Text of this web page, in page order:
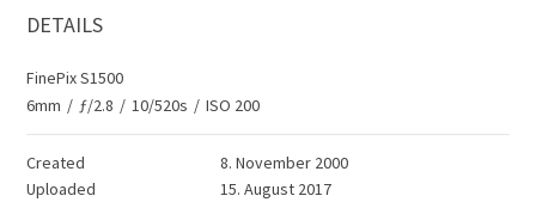
DETAILS
FinePix S1500
6mm / ƒ/2.8 / 10/520s / ISO 200
Created
8. November 2000
Uploaded
15. August 2017